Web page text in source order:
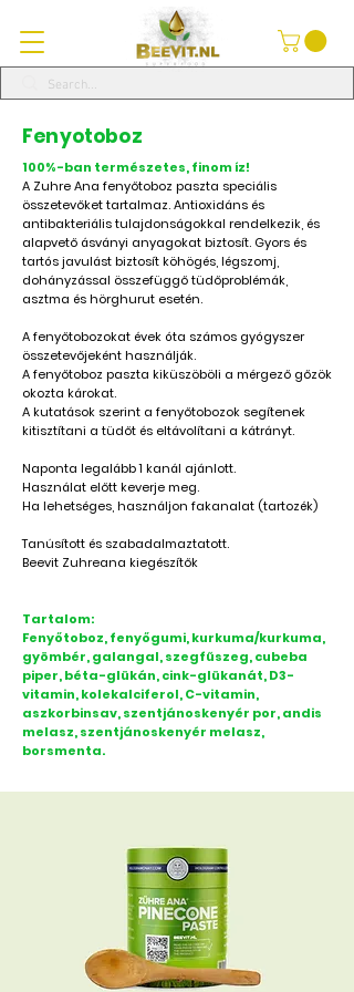
Fenyotoboz
100%-ban természetes, finom íz!
A Zuhre Ana fenyőtoboz paszta speciális
összetevőket tartalmaz. Antioxidáns és
antibakteriális tulajdonságokkal rendelkezik, és
alapvető ásványi anyagokat biztosít. Gyors és
tartós javulást biztosít köhögés, légszomj,
dohányzással összefüggő tüdőproblémák,
asztma és hörghurut esetén.
A fenyőtobozokat évek óta számos gyógyszer
összetevőjeként használják.
A fenyőtoboz paszta kiküszöböli a mérgező gőzök
okozta károkat.
A kutatások szerint a fenyőtobozok segítenek
kitisztítani a tüdőt és eltávolítani a kátrányt.
Naponta legalább 1 kanál ajánlott.
Használat előtt keverje meg.
Ha lehetséges, használjon fakanalat (tartozék)
Tanúsított és szabadalmaztatott.
Beevit Zuhreana kiegészítők
Tartalom:
Fenyőtoboz, fenyőgumi, kurkuma/kurkuma,
gyömbér, galangal, szegfűszeg, cubeba
piper, béta-glükán, cink-glükanát, D3-
vitamin, kolekalciferol, C-vitamin,
aszkorbinsav, szentjánoskenyér por, andis
melasz, szentjánoskenyér melasz,
borsmenta.